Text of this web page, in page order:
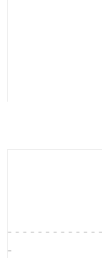
- - - - - - - - - - - -
-